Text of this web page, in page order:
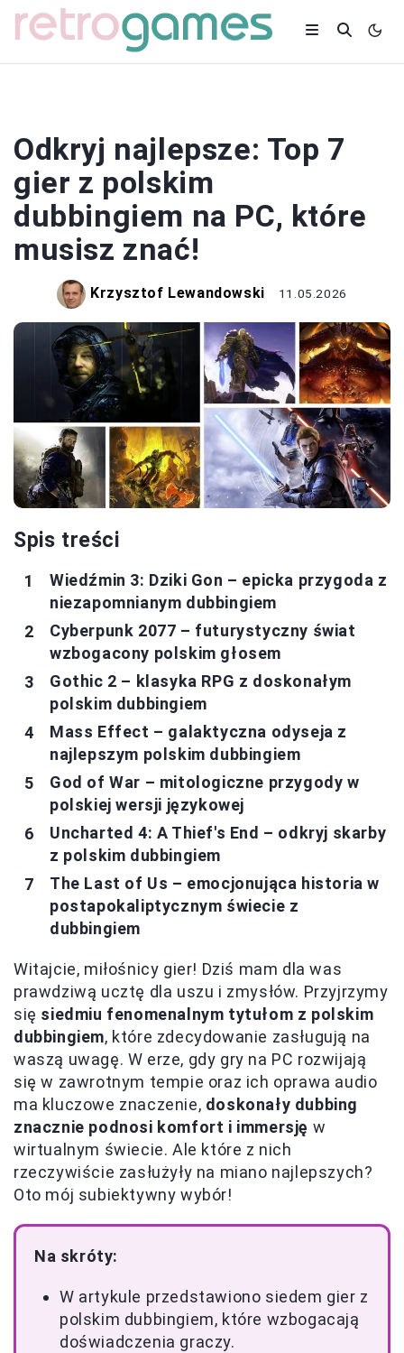
Odkryj najlepsze: Top 7
gier z polskim
dubbingiem na PC, które
musisz znać!
Krzysztof Lewandowski 11.05.2026
Spis treści
Wiedźmin 3: Dziki Gon – epicka przygoda z
niezapomnianym dubbingiem
Cyberpunk 2077 – futurystyczny świat
wzbogacony polskim głosem
Gothic 2 – klasyka RPG z doskonałym
polskim dubbingiem
Mass Effect – galaktyczna odyseja z
najlepszym polskim dubbingiem
God of War – mitologiczne przygody w
polskiej wersji językowej
Uncharted 4: A Thief's End – odkryj skarby
z polskim dubbingiem
The Last of Us – emocjonująca historia w
postapokaliptycznym świecie z
dubbingiem
Witajcie, miłośnicy gier! Dziś mam dla was
prawdziwą ucztę dla uszu i zmysłów. Przyjrzymy
się siedmiu fenomenalnym tytułom z polskim
dubbingiem, które zdecydowanie zasługują na
waszą uwagę. W erze, gdy gry na PC rozwijają
się w zawrotnym tempie oraz ich oprawa audio
ma kluczowe znaczenie, doskonały dubbing
znacznie podnosi komfort i immersję w
wirtualnym świecie. Ale które z nich
rzeczywiście zasłużyły na miano najlepszych?
Oto mój subiektywny wybór!
Na skróty:
W artykule przedstawiono siedem gier z
polskim dubbingiem, które wzbogacają
doświadczenia graczy.